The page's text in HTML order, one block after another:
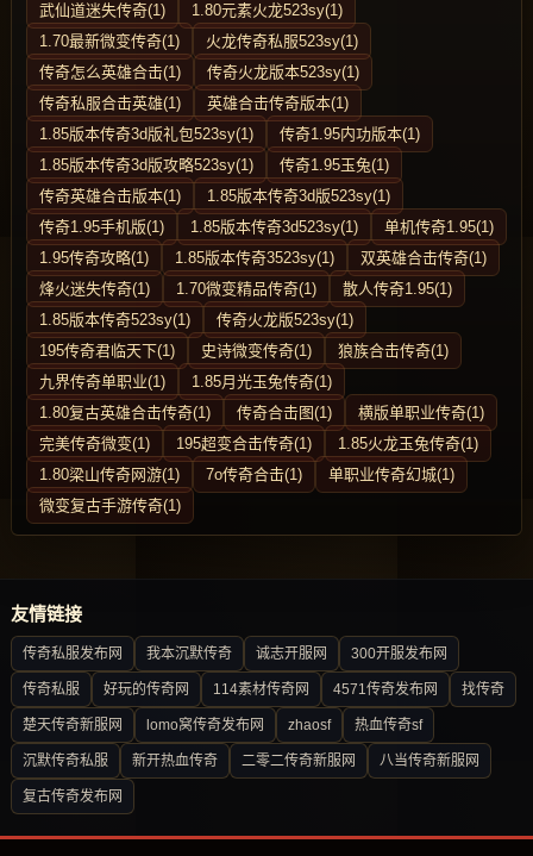
武仙道迷失传奇(1)
1.80元素火龙523sy(1)
1.70最新微变传奇(1)
火龙传奇私服523sy(1)
传奇怎么英雄合击(1)
传奇火龙版本523sy(1)
传奇私服合击英雄(1)
英雄合击传奇版本(1)
1.85版本传奇3d版礼包523sy(1)
传奇1.95内功版本(1)
1.85版本传奇3d版攻略523sy(1)
传奇1.95玉兔(1)
传奇英雄合击版本(1)
1.85版本传奇3d版523sy(1)
传奇1.95手机版(1)
1.85版本传奇3d523sy(1)
单机传奇1.95(1)
1.95传奇攻略(1)
1.85版本传奇3523sy(1)
双英雄合击传奇(1)
烽火迷失传奇(1)
1.70微变精品传奇(1)
散人传奇1.95(1)
1.85版本传奇523sy(1)
传奇火龙版523sy(1)
195传奇君临天下(1)
史诗微变传奇(1)
狼族合击传奇(1)
九界传奇单职业(1)
1.85月光玉兔传奇(1)
1.80复古英雄合击传奇(1)
传奇合击图(1)
横版单职业传奇(1)
完美传奇微变(1)
195超变合击传奇(1)
1.85火龙玉兔传奇(1)
1.80梁山传奇网游(1)
7o传奇合击(1)
单职业传奇幻城(1)
微变复古手游传奇(1)
友情链接
传奇私服发布网 我本沉默传奇 诚志开服网 300开服发布网
传奇私服 好玩的传奇网 114素材传奇网 4571传奇发布网 找传奇
楚天传奇新服网 lomo窝传奇发布网 zhaosf 热血传奇sf
沉默传奇私服 新开热血传奇 二零二传奇新服网 八当传奇新服网
复古传奇发布网